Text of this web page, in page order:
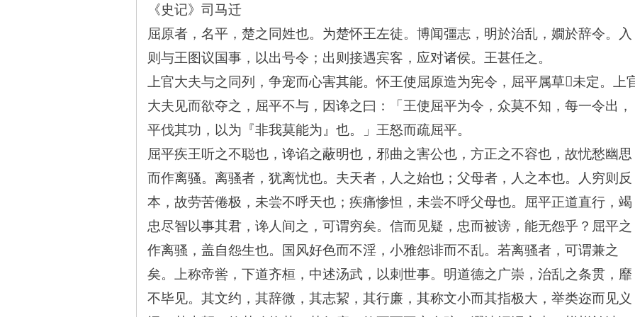
《史记》司马迁
屈原者，名平，楚之同姓也。为楚怀王左徒。博闻彊志，明於治乱，嫺於辞令。入
则与王图议国事，以出号令；出则接遇宾客，应对诸侯。王甚任之。
上官大夫与之同列，争宠而心害其能。怀王使屈原造为宪令，屈平属草未定。上
大夫见而欲夺之，屈平不与，因谗之曰：「王使屈平为令，众莫不知，每一令出，
平伐其功，以为『非我莫能为』也。」王怒而疏屈平。
屈平疾王听之不聪也，谗谄之蔽明也，邪曲之害公也，方正之不容也，故忧愁幽思
而作离骚。离骚者，犹离忧也。夫天者，人之始也；父母者，人之本也。人穷则反
本，故劳苦倦极，未尝不呼天也；疾痛惨怛，未尝不呼父母也。屈平正道直行，竭
忠尽智以事其君，谗人间之，可谓穷矣。信而见疑，忠而被谤，能无怨乎？屈平之
作离骚，盖自怨生也。国风好色而不淫，小雅怨诽而不乱。若离骚者，可谓兼之
矣。上称帝喾，下道齐桓，中述汤武，以刺世事。明道德之广崇，治乱之条贯，靡
不毕见。其文约，其辞微，其志絜，其行廉，其称文小而其指极大，举类迩而见义